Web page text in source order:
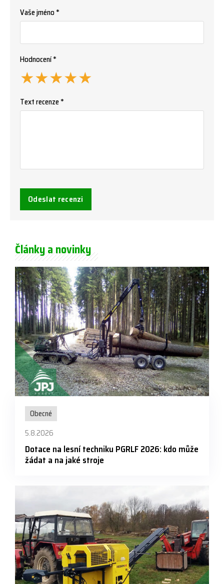
Vaše jméno *
Hodnocení *
★
★
★
★
★
Text recenze *
Odeslat recenzi
Články a novinky
Obecné
5.8.2026
Dotace na lesní techniku PGRLF 2026: kdo může
žádat a na jaké stroje